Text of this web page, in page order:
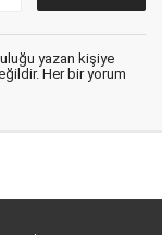
yazan kişiye
Her bir yorum